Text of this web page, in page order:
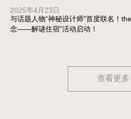
2025年4月23日
与话题人物“神秘设计师”首度联名！
念——解谜住宿”活动启动！
查看更多